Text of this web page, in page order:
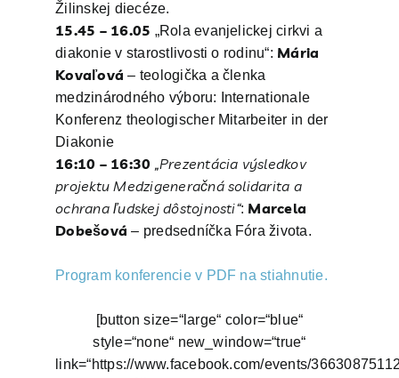
Žilinskej diecéze.
15.45 – 16.05 „Rola evanjelickej cirkvi a
diakonie v starostlivosti o rodinu“: Mária
Kovaľová – teologička a členka
medzinárodného výboru: Internationale
Konferenz theologischer Mitarbeiter in der
Diakonie
16:10 – 16:30 „Prezentácia výsledkov
projektu Medzigeneračná solidarita a
ochrana ľudskejdôstojnosti“: Marcela
Dobešová – predsedníčka Fóra života.
Program konferencie v PDF na stiahnutie.
[button size=“large“ color=“blue“
style=“none“ new_window=“true“
link=“https://www.facebook.com/events/